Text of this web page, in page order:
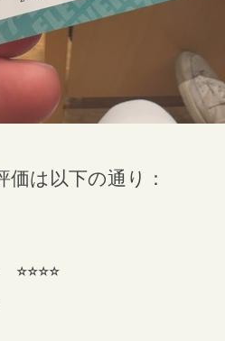
価は以下の通り：
⭐︎⭐︎⭐︎⭐︎